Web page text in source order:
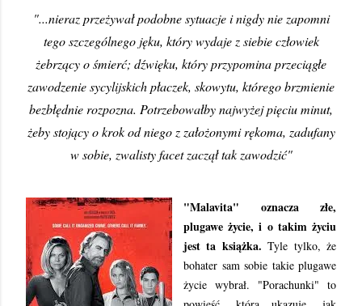
"...nieraz przeżywał podobne sytuacje i nigdy nie zapomni
tego szczególnego jęku, który wydaje z siebie człowiek
żebrzący o śmierć; dźwięku, który przypomina przeciągłe
zawodzenie sycylijskich płaczek, skowytu, którego brzmienie
bezbłędnie rozpozna. Potrzebowałby najwyżej pięciu minut,
żeby stojący o krok od niego z założonymi rękoma, zadufany
w sobie, zwalisty facet zaczął tak zawodzić"
"Malavita" oznacza złe,
plugawe życie, i o takim życiu
jest ta książka. Tyle tylko, że
bohater sam sobie takie plugawe
życie wybrał. "Porachunki" to